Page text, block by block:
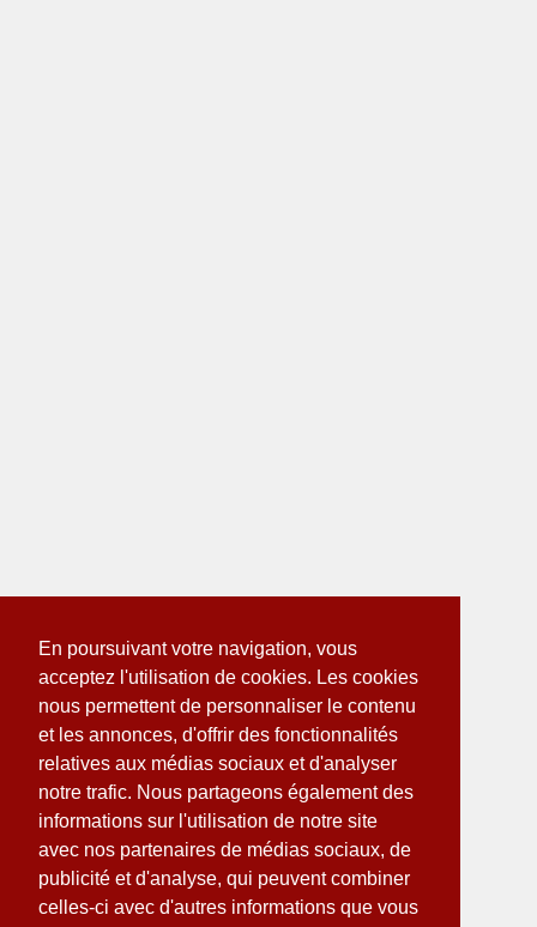
En poursuivant votre navigation, vous
acceptez l'utilisation de cookies. Les cookies
nous permettent de personnaliser le contenu
et les annonces, d'offrir des fonctionnalités
relatives aux médias sociaux et d'analyser
notre trafic. Nous partageons également des
informations sur l'utilisation de notre site
avec nos partenaires de médias sociaux, de
publicité et d'analyse, qui peuvent combiner
celles-ci avec d'autres informations que vous